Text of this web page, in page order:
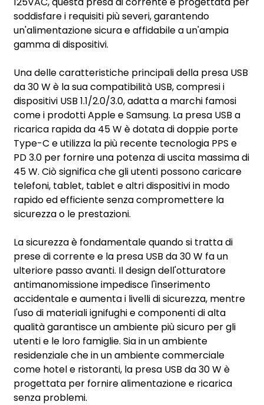
soddisfare i requisiti più severi, garantendo
un'alimentazione sicura e affidabile a un'ampia
gamma di dispositivi.
Una delle caratteristiche principali della presa USB
da 30 W è la sua compatibilità USB, compresi i
dispositivi USB 1.1/2.0/3.0, adatta a marchi famosi
come i prodotti Apple e Samsung. La presa USB a
ricarica rapida da 45 W è dotata di doppie porte
Type-C e utilizza la più recente tecnologia PPS e
PD 3.0 per fornire una potenza di uscita massima di
45 W. Ciò significa che gli utenti possono caricare
telefoni, tablet, tablet e altri dispositivi in ​​modo
rapido ed efficiente senza compromettere la
sicurezza o le prestazioni.
La sicurezza è fondamentale quando si tratta di
prese di corrente e la presa USB da 30 W fa un
ulteriore passo avanti. Il design dell'otturatore
antimanomissione impedisce l'inserimento
accidentale e aumenta i livelli di sicurezza, mentre
l'uso di materiali ignifughi e componenti di alta
qualità garantisce un ambiente più sicuro per gli
utenti e le loro famiglie. Sia in un ambiente
residenziale che in un ambiente commerciale
come hotel e ristoranti, la presa USB da 30 W è
progettata per fornire alimentazione e ricarica
senza problemi.